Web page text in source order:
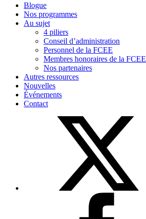
Blogue
Nos programmes
Au sujet
4 piliers
Conseil d’administration
Personnel de la FCEE
Membres honoraires de la FCEE
Nos partenaires
Autres ressources
Nouvelles
Événements
Contact